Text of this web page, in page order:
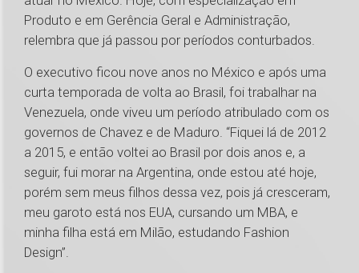
Produto e em Gerência Geral e Administração,
relembra que já passou por períodos conturbados.
O executivo ficou nove anos no México e após uma
curta temporada de volta ao Brasil, foi trabalhar na
Venezuela, onde viveu um período atribulado com os
governos de Chavez e de Maduro. “Fiquei lá de 2012
a 2015, e então voltei ao Brasil por dois anos e, a
seguir, fui morar na Argentina, onde estou até hoje,
porém sem meus filhos dessa vez, pois já cresceram,
meu garoto está nos EUA, cursando um MBA, e
minha filha está em Milão, estudando Fashion
Design”.